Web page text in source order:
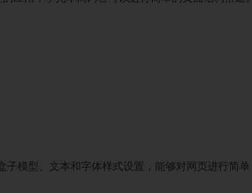
子模型、文本和字体样式设置，能够对网页进行简单